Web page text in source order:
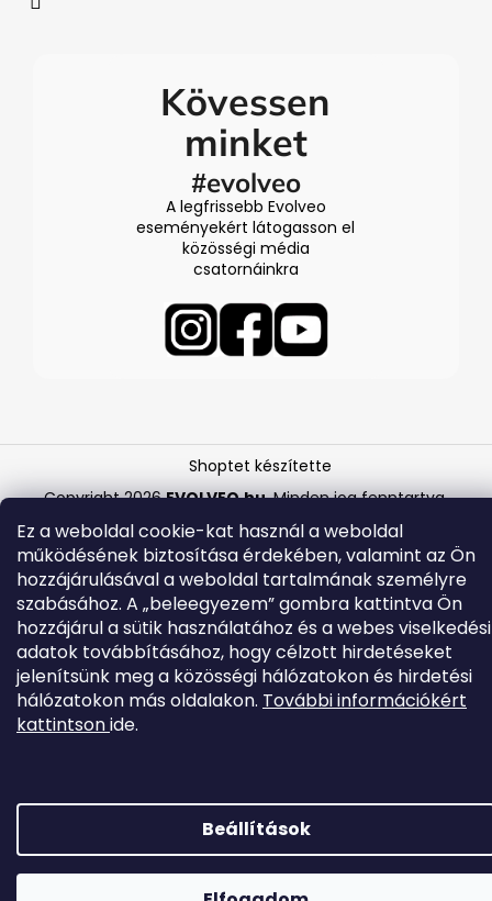
Ez a weboldal cookie-kat használ a weboldal
működésének biztosítása érdekében, valamint az Ön
hozzájárulásával a weboldal tartalmának személyre
szabásához. A „beleegyezem” gombra kattintva Ön
hozzájárul a sütik használatához és a webes viselkedési
adatok továbbításához, hogy célzott hirdetéseket
jelenítsünk meg a közösségi hálózatokon és hirdetési
hálózatokon más oldalakon. További információkért
kattintsonide.
Beállítások
Kövessen
minket
#evolveo
A legfrissebb Evolveo
eseményekért látogasson el
közösségi média
csatornáinkra
Shoptet készítette
Copyright 2026EVOLVEO.hu. Minden jog fenntartva.